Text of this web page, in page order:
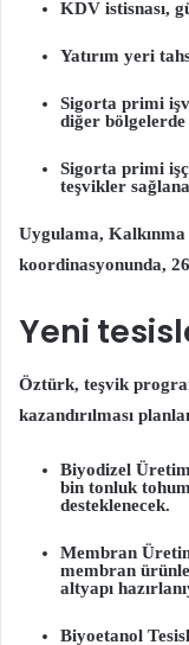
KDV istisnası
Yatırım yeri
Sigorta primi
diğer bölgelerde
Sigorta primi
teşvikler
Uygulama,
koordinasyonunda,
Yeni
Öztürk, teşvik
kazandırılması
Biyodizel
bin tonluk
desteklenecek.
Membran
membran
altyapı
Biyoetanol